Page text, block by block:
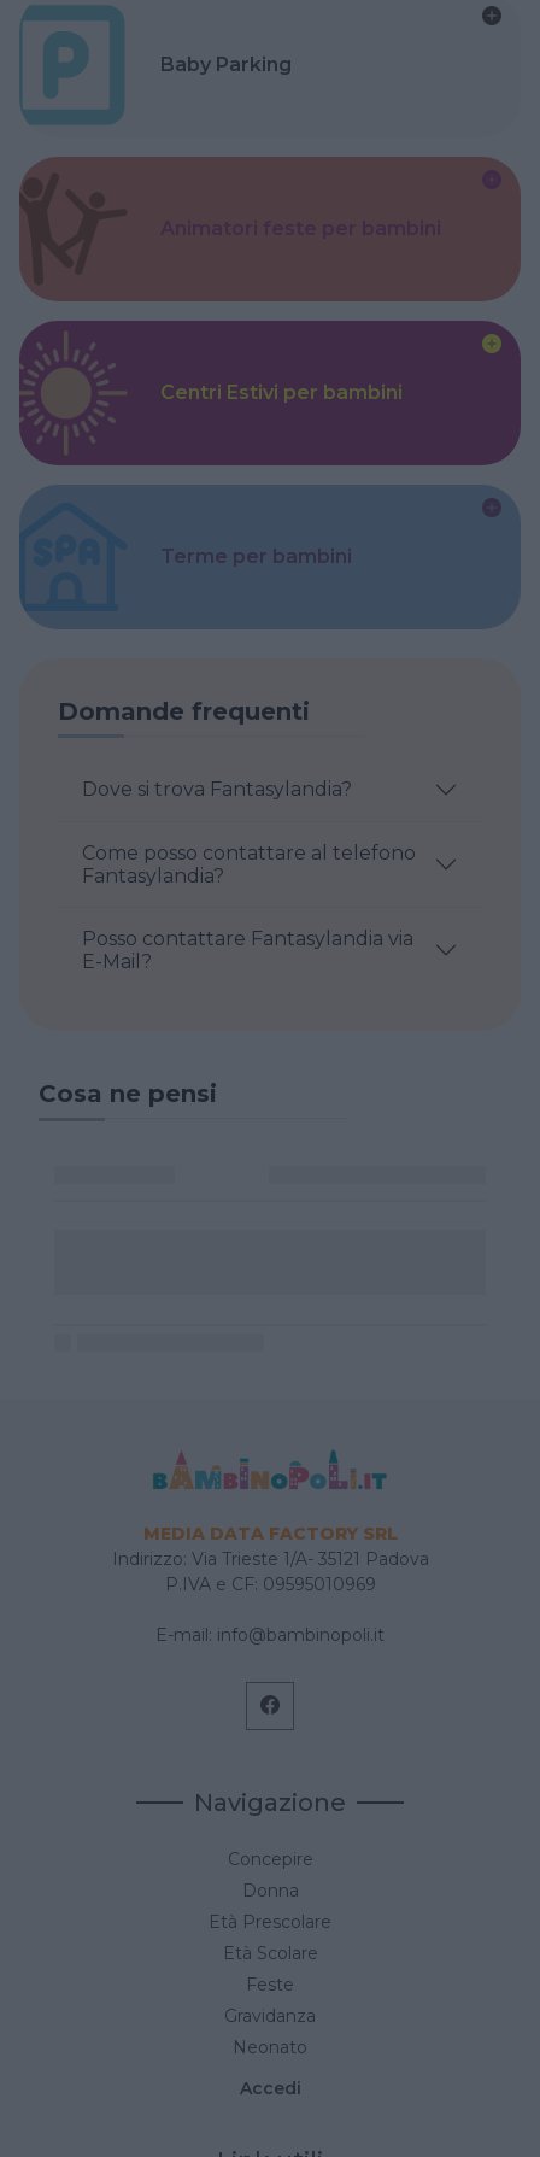
Baby Parking
Centri Estivi per bambini
Terme per bambini
Domande frequenti
Dove si trova Fantasylandia?
Come posso contattare al telefono
Fantasylandia?
Posso contattare Fantasylandia via
E-Mail?
Cosa ne pensi
MEDIA DATA FACTORY SRL
Indirizzo: Via Trieste 1/A- 35121 Padova
P.IVA e CF: 09595010969
E-mail: info@bambinopoli.it
Navigazione
Concepire
Donna
Età Prescolare
Età Scolare
Feste
Gravidanza
Neonato
Accedi